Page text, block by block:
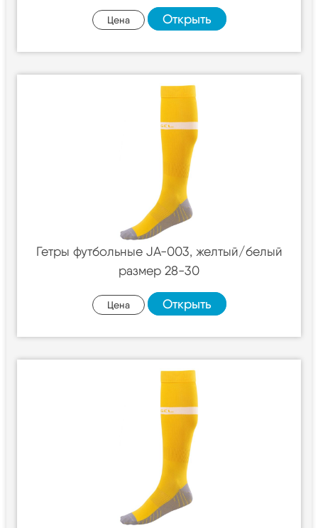
Цена Открыть
Гетры футбольные JA-003, желтый/белый
размер 28-30
Цена Открыть